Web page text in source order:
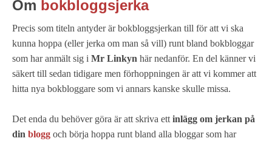
Om bokbloggsjerka
Precis som titeln antyder är bokbloggsjerkan till för att vi ska
kunna hoppa (eller jerka om man så vill) runt bland bokbloggar
som har anmält sig i Mr Linkyn här nedanför. En del känner vi
säkert till sedan tidigare men förhoppningen är att vi kommer att
hitta nya bokbloggare som vi annars kanske skulle missa.
Det enda du behöver göra är att skriva ett inlägg om jerkan på
din blogg och börja hoppa runt bland alla bloggar som har